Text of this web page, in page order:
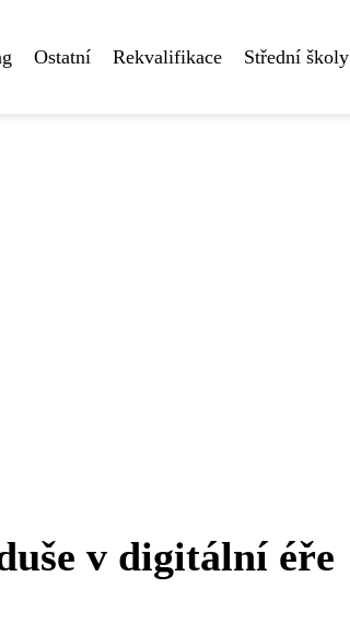
Ostatní Rekvalifikace Střední školy
v digitální éře